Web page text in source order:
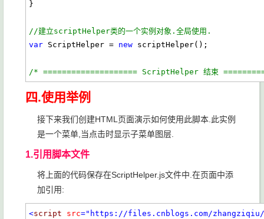
}
//建立scriptHelper类的一个实例对象.全局使用.
var ScriptHelper = new scriptHelper();
/* ==================== ScriptHelper 结束
四.使用举例
接下来我们创建HTML页面演示如何使用此脚本.此实例
是一个菜单,当点击时显示子菜单图层.
1.引用脚本文件
将上面的代码保存在ScriptHelper.js文件中.在页面中添
加引用:
<script src="https://files.cnblogs.com/